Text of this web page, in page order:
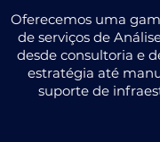
Oferecemos uma
de serviços de
desde consultoria e
estratégia até
suporte de